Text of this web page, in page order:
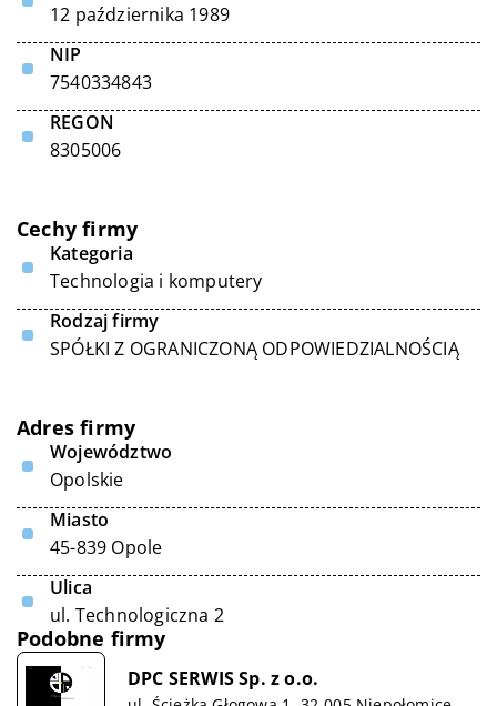
12 października 1989
NIP
7540334843
REGON
8305006
Cechy firmy
Kategoria
Technologia i komputery
Rodzaj firmy
SPÓŁKI Z OGRANICZONĄ ODPOWIEDZIALNOŚCIĄ
Adres firmy
Województwo
Opolskie
Miasto
45-839 Opole
Ulica
ul. Technologiczna 2
Podobne firmy
DPC SERWIS Sp. z o.o.